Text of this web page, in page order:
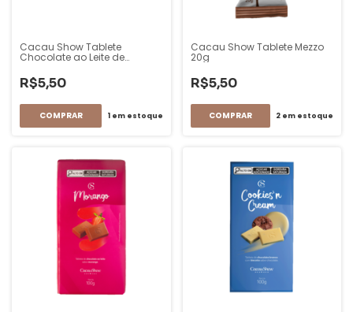
Cacau Show Tablete
Chocolate ao Leite de
R$5,50
1em estoque
Cacau Show Tablete Mezzo
20g
R$5,50
2 em estoque